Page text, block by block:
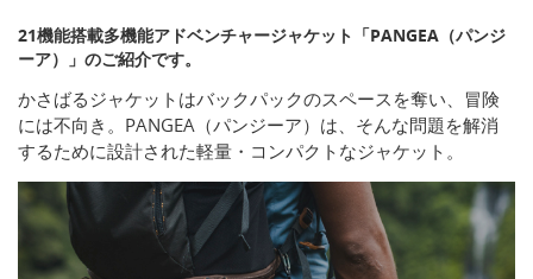
21機能搭載多機能アドベンチャージャケット「PANGEA（パンジ
ーア）」のご紹介です。
かさばるジャケットはバックパックのスペースを奪い、冒険
には不向き。PANGEA（パンジーア）は、そんな問題を解消
するために設計された軽量・コンパクトなジャケット。